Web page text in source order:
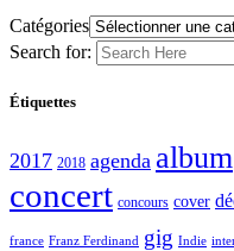
Catégories
Search for:
Étiquettes
2017 2018 agenda album
concert concours cover
france Franz Ferdinand gig Indie